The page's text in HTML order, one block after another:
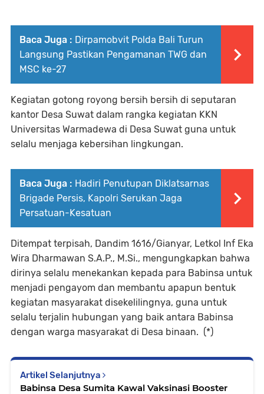
Baca Juga : Dirpamobvit Polda Bali Turun
Langsung Pastikan Pengamanan TWG dan
MSC ke-27
Kegiatan gotong royong bersih bersih di seputaran
kantor Desa Suwat dalam rangka kegiatan KKN
Universitas Warmadewa di Desa Suwat guna untuk
selalu menjaga kebersihan lingkungan.
Baca Juga : Hadiri Penutupan Diklatsarnas
Brigade Persis, Kapolri Serukan Jaga
Persatuan-Kesatuan
Ditempat terpisah, Dandim 1616/Gianyar, Letkol Inf Eka
Wira Dharmawan S.A.P., M.Si., mengungkapkan bahwa
dirinya selalu menekankan kepada para Babinsa untuk
menjadi pengayom dan membantu apapun bentuk
kegiatan masyarakat disekelilingnya, guna untuk
selalu terjalin hubungan yang baik antara Babinsa
dengan warga masyarakat di Desa binaan. (*)
Artikel Selanjutnya
Babinsa Desa Sumita Kawal Vaksinasi Booster